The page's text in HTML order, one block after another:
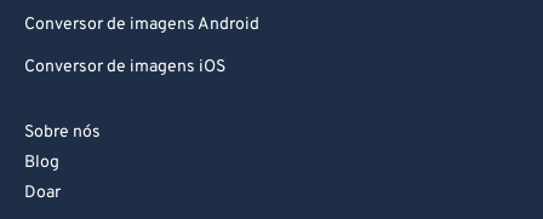
Conversor de imagens Android
Conversor de imagens iOS
Sobre nós
Blog
Doar